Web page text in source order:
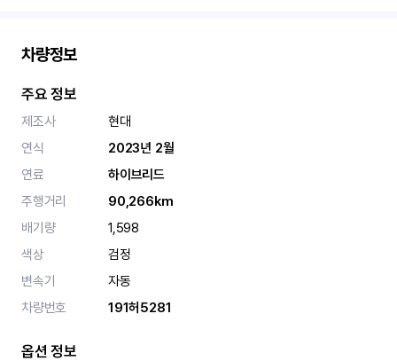
차량정보
주요 정보
제조사
현대
연식
2023년 2월
연료
하이브리드
주행거리
90,266km
배기량
1,598
색상
검정
변속기
자동
차량번호
191허5281
옵션 정보